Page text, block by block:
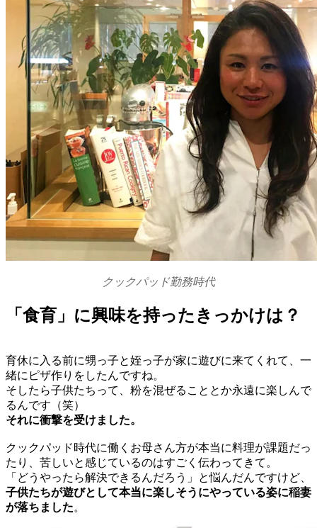
クックパッド勤務時代
「食育」に興味を持ったきっかけは？
育休に入る前に甥っ子と姪っ子が家に遊びに来てくれて、一
緒にピザ作りをしたんですね。
そしたら子供たちって、粉を混ぜることとか永遠に楽しんで
るんです（笑）
それに衝撃を受けました。
クックパッド時代に働くお母さん方が本当に料理が課題だっ
たり、苦しいと感じているのはすごく伝わってきて。
「どうやったら解決できるんだろう」と悩んだんですけど、
子供たちが遊びとして本当に楽しそうにやっている姿に稲妻
が落ちました。